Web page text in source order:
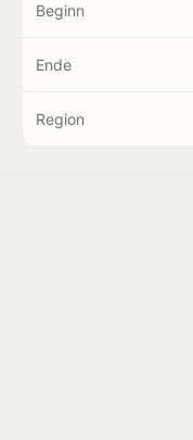
Beginn
Ende
Region